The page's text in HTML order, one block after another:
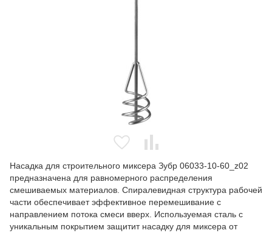
Насадка для строительного миксера Зубр 06033-10-60_z02
предназначена для равномерного распределения
смешиваемых материалов. Спиралевидная структура рабочей
части обеспечивает эффективное перемешивание с
направлением потока смеси вверх. Используемая сталь с
уникальным покрытием защитит насадку для миксера от